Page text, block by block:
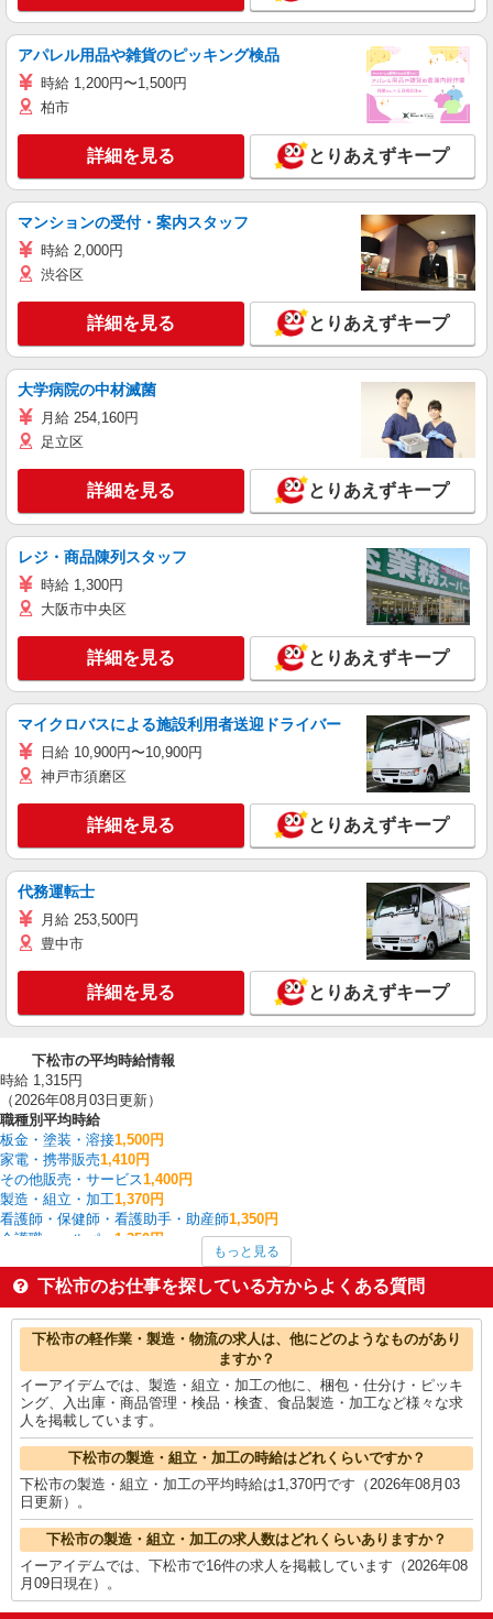
アパレル用品や雑貨のピッキング検品
時給 1,200円〜1,500円
柏市
詳細を見る とりあえずキープ
マンションの受付・案内スタッフ
時給 2,000円
渋谷区
詳細を見る とりあえずキープ
大学病院の中材滅菌
月給 254,160円
足立区
詳細を見る とりあえずキープ
レジ・商品陳列スタッフ
時給 1,300円
大阪市中央区
詳細を見る とりあえずキープ
マイクロバスによる施設利用者送迎ドライバー
日給 10,900円〜10,900円
神戸市須磨区
詳細を見る とりあえずキープ
代務運転士
月給 253,500円
豊中市
詳細を見る とりあえずキープ
下松市の平均時給情報
時給 1,315円
（2026年08月03日更新）
職種別平均時給
板金・塗装・溶接1,500円
家電・携帯販売1,410円
その他販売・サービス1,400円
製造・組立・加工1,370円
看護師・保健師・看護助手・助産師1,350円
介護職・ヘルパー 1,350円
入出庫・商品管理・検品・検査1,338円
フォークリフト 1,300円
その他軽作業・製造・物流1,300円
下松市の他の職種の平均時給を見る
もっと見る
下松市のお仕事を探している方からよくある質問
下松市の軽作業・製造・物流の求人は、他にどのようなものがあり
ますか？
イーアイデムでは、製造・組立・加工の他に、梱包・仕分け・ピッキ
ング、入出庫・商品管理・検品・検査、食品製造・加工など様々な求
人を掲載しています。
下松市の製造・組立・加工の時給はどれくらいですか？
下松市の製造・組立・加工の平均時給は1,370円です（2026年08月03
日更新）。
下松市の製造・組立・加工の求人数はどれくらいありますか？
イーアイデムでは、下松市で16件の求人を掲載しています（2026年08
月09日現在）。